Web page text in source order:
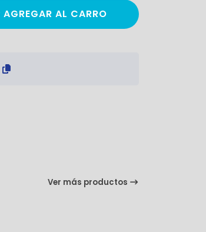
AGREGAR AL CARRO
Ver más productos